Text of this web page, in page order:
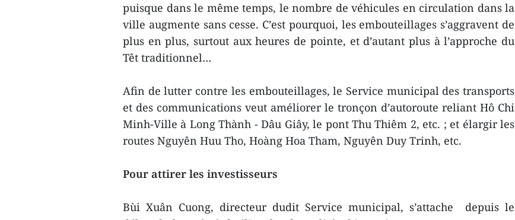
puisque dans le même temps, le nombre de véhicules en circulation dans la
ville augmente sans cesse. C’est pourquoi, les embouteillages s’aggravent de
plus en plus, surtout aux heures de pointe, et d’autant plus à l’approche du
Têt traditionnel…
Afin de lutter contre les embouteillages, le Service municipal des transports
et des communications veut améliorer le tronçon d’autoroute reliant Hô Chi
Minh-Ville à Long Thành - Dâu Giây, le pont Thu Thiêm 2, etc. ; et élargir les
routes Nguyên Huu Tho, Hoàng Hoa Tham, Nguyên Duy Trinh, etc.
Pour attirer les investisseurs
Bùi Xuân Cuong, directeur dudit Service municipal, s’attache depuis le